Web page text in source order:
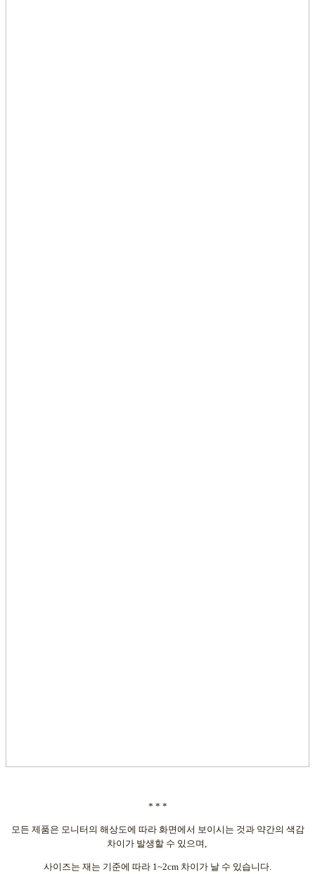
* * *
모든 제품은 모니터의 해상도에 따라 화면에서 보이시는 것과 약간의 색감
차이가 발생할 수 있으며,
사이즈는 재는 기준에 따라 1~2cm 차이가 날 수 있습니다.